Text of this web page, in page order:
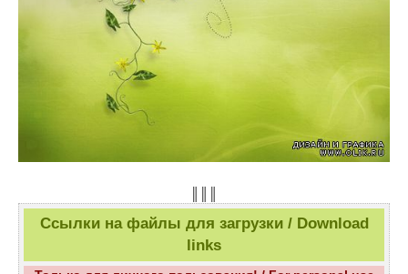
Ссылки на файлы для загрузки / Download
links